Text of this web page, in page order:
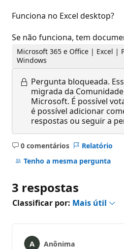
Funciona no Excel desktop?
Se não funciona, tem
Microsoft 365 e Office | Excel |
Windows
Pergunta bloqueada.
migrada da
Microsoft. É possível
é possível adicionar
respostas ou seguir a
0 comentários
Sem
comentários
Relatório
Tenho a mesma pergunta
3 respostas
Classificar por: Mais útil
Anônima